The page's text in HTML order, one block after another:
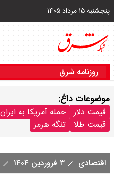
پنجشنبه ۱۵ مرداد ۱۴۰۵
روزنامه شرق
موضوعات داغ:
قیمت دلار حمله آمریکا به ایران
قیمت طلا
تنگه هرمز
اقتصادی ۳ فروردین ۱۴۰۴